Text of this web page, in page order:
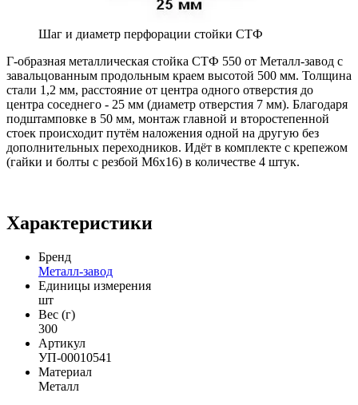
Шаг и диаметр перфорации стойки СТФ
Г-образная металлическая стойка СТФ 550 от Металл-завод с
завальцованным продольным краем высотой 500 мм. Толщина
стали 1,2 мм, расстояние от центра одного отверстия до
центра соседнего - 25 мм (диаметр отверстия 7 мм). Благодаря
подштамповке в 50 мм, монтаж главной и второстепенной
стоек происходит путём наложения одной на другую без
дополнительных переходников. Идёт в комплекте с крепежом
(гайки и болты с резбой М6х16) в количестве 4 штук.
Характеристики
Бренд
Металл-завод
Единицы измерения
шт
Вес (г)
300
Артикул
УП-00010541
Материал
Металл